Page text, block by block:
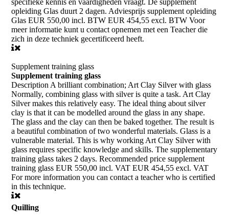
specifieke kennis en vaardigheden vraagt. De supplement
opleiding Glas duurt 2 dagen. Adviesprijs supplement opleiding
Glas EUR 550,00 incl. BTW EUR 454,55 excl. BTW Voor
meer informatie kunt u contact opnemen met een Teacher die
zich in deze techniek gecertificeerd heeft.
Supplement training glass
Supplement training glass
Description A brilliant combination; Art Clay Silver with glass
Normally, combining glass with silver is quite a task. Art Clay
Silver makes this relatively easy. The ideal thing about silver
clay is that it can be modelled around the glass in any shape.
The glass and the clay can then be baked together. The result is
a beautiful combination of two wonderful materials. Glass is a
vulnerable material. This is why working Art Clay Silver with
glass requires specific knowledge and skills. The supplementary
training glass takes 2 days. Recommended price supplement
training glass EUR 550,00 incl. VAT EUR 454,55 excl. VAT
For more information you can contact a teacher who is certified
in this technique.
Quilling